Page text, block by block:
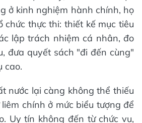
ở kinh nghiệm hành chính, họ
chức thực thi: thiết kế mục tiêu
lập trách nhiệm cá nhân, đo
đưa quyết sách "đi đến cùng"
cao.
nước lại càng không thể thiếu
chính ở mức biểu tượng để
Uy tín không đến từ chức vụ,